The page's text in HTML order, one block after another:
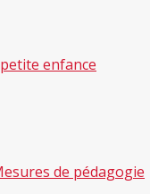
enfance
de pédagogie